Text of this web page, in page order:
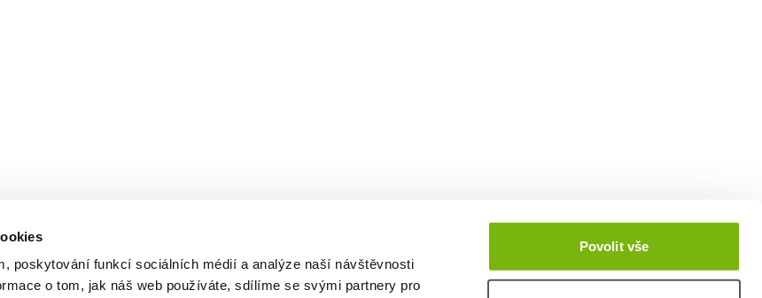
poskytování funkcí sociálních médií a analýze naší návštěvnosti
o tom, jak náš web používáte, sdílíme se svými partnery pro
Povolit vše